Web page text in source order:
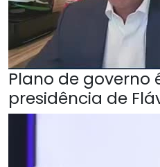
Plano de governo
presidência de